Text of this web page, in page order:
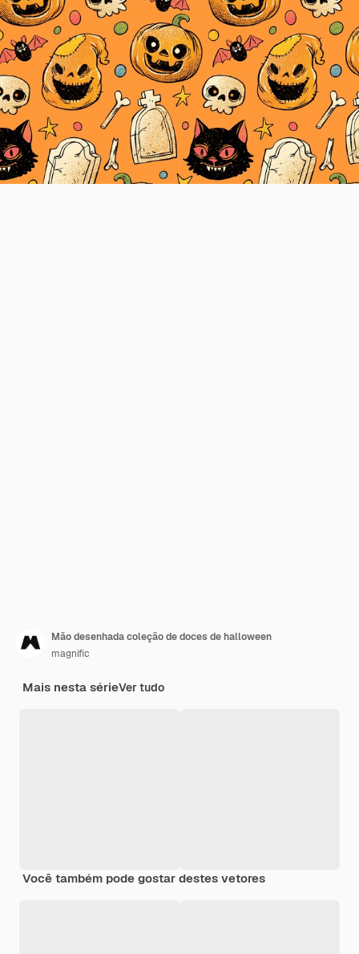
Mão desenhada coleção de doces de halloween
magnific
Mais nesta sérieVer tudo
Você também pode gostar destes vetores